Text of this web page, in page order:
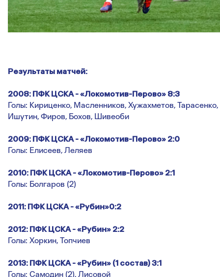
Результаты матчей:
2008: ПФК ЦСКА - «Локомотив-Перово» 8:3
Голы: Кириценко, Масленников, Хужахметов, Тарасенко,
Ишутин, Фиров, Бохов, Шивеоби
2009: ПФК ЦСКА - «Локомотив-Перово» 2:0
Голы: Елисеев, Леляев
2010: ПФК ЦСКА - «Локомотив-Перово» 2:1
Голы: Болгаров (2)
2011: ПФК ЦСКА - «Рубин»0:2
2012: ПФК ЦСКА - «Рубин» 2:2
Голы: Хоркин, Топчиев
2013: ПФК ЦСКА - «Рубин» (1 состав) 3:1
Голы: Самодин (2), Лисовой